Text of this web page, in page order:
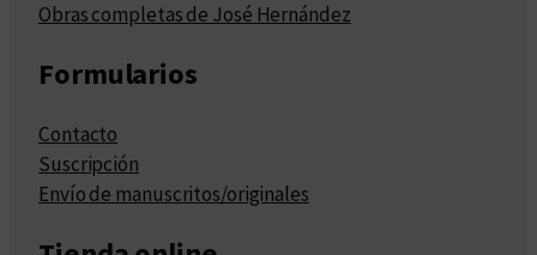
Obras completas de José Hernández
Formularios
Contacto
Suscripción
Envío de manuscritos/originales